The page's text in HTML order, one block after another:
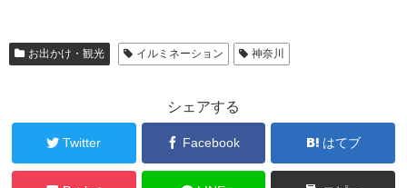
お出かけ・観光 イルミネーション 神奈川
シェアする
Twitter Facebook はてブ